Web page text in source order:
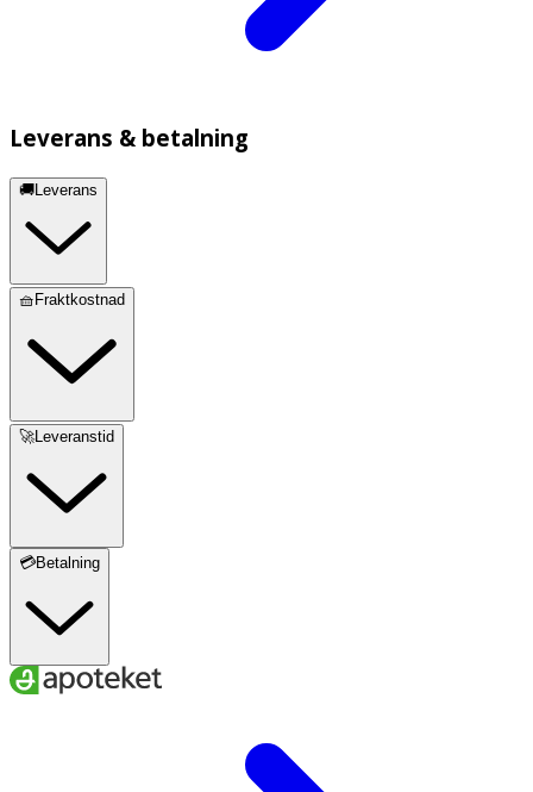
Leverans & betalning
🚚Leverans
🧺Fraktkostnad
🚀Leveranstid
💳Betalning